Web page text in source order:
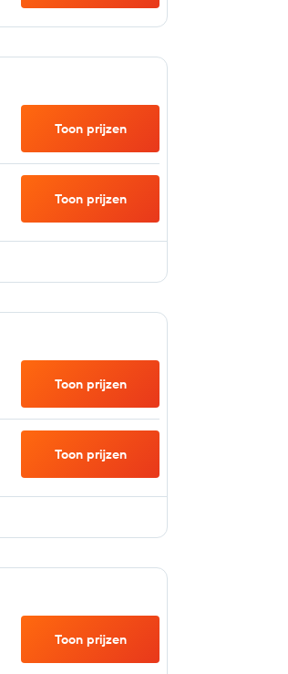
Toon prijzen
Toon prijzen
Toon prijzen
Toon prijzen
Toon prijzen